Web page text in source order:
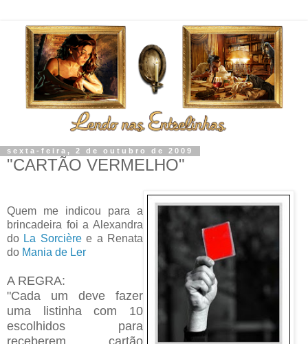
sexta-feira, 2 de outubro de 2009
"CARTÃO VERMELHO"
Quem me indicou para a
brincadeira foi a Alexandra
do La Sorcièree a Renata
do Mania de Ler
A REGRA:
"Cada um deve fazer
uma listinha com 10
escolhidos para